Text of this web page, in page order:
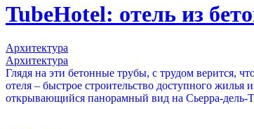
TubeHotel: отель из
Архитектура
Архитектура
Глядя на эти бетонные трубы, с трудом верится,
отеля – быстрое строительство доступного жилья
открывающийся панорамный вид на Сьерра-дель-